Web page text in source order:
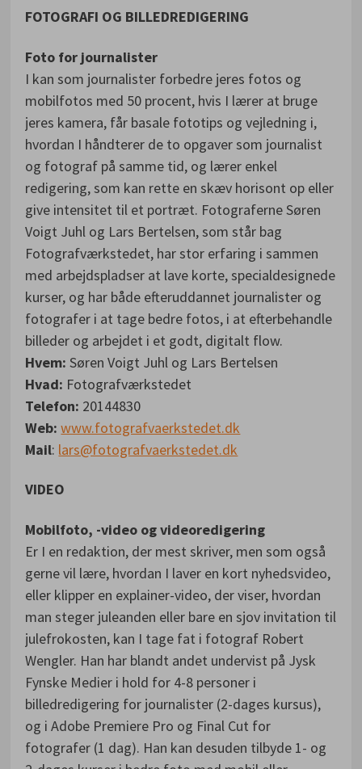
FOTOGRAFI OG BILLEDREDIGERING
Foto for journalister
I kan som journalister forbedre jeres fotos og
mobilfotos med 50 procent, hvis I lærer at bruge
jeres kamera, får basale fototips og vejledning i,
hvordan I håndterer de to opgaver som journalist
og fotograf på samme tid, og lærer enkel
redigering, som kan rette en skæv horisont op eller
give intensitet til et portræt. Fotograferne Søren
Voigt Juhl og Lars Bertelsen, som står bag
Fotografværkstedet, har stor erfaring i sammen
med arbejdspladser at lave korte, specialdesignede
kurser, og har både efteruddannet journalister og
fotografer i at tage bedre fotos, i at efterbehandle
billeder og arbejdet i et godt, digitalt flow.
Hvem: Søren Voigt Juhl og Lars Bertelsen
Hvad: Fotografværkstedet
Telefon: 20144830
Web: www.fotografvaerkstedet.dk
Mail: lars@fotografvaerkstedet.dk
VIDEO
Mobilfoto, -video og videoredigering
Er I en redaktion, der mest skriver, men som også
gerne vil lære, hvordan I laver en kort nyhedsvideo,
eller klipper en explainer-video, der viser, hvordan
man steger juleanden eller bare en sjov invitation til
julefrokosten, kan I tage fat i fotograf Robert
Wengler. Han har blandt andet undervist på Jysk
Fynske Medier i hold for 4-8 personer i
billedredigering for journalister (2-dages kursus),
og i Adobe Premiere Pro og Final Cut for
fotografer (1 dag). Han kan desuden tilbyde 1- og